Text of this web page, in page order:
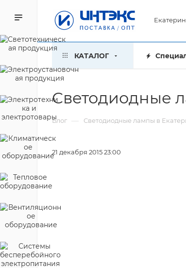
КАТАЛОГ
Светодиодные
Блог — Светодиодные лампы в
21 декабря 2015 23:00